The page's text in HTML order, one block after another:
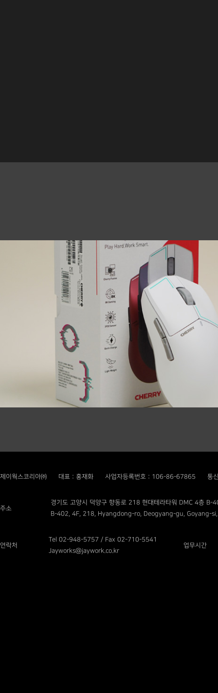
제이웍스코리아㈜ 대표 : 홍재화 사업자등록번호 : 106-86-67865 통
주소
경기도 고양시 덕양구 향동로 218 현대테라타워 DMC 4층 B-
B-402, 4F, 218, Hyangdong-ro, Deogyang-gu, Goyang-
연락처
Tel 02-948-5757 / Fax 02-710-5541
Jayworks@jaywork.co.kr
업무시간